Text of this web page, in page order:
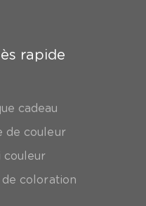
rapide
cadeau
de couleur
couleur
de coloration